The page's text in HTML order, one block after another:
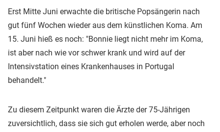
Erst Mitte Juni erwachte die britische Popsängerin nach
gut fünf Wochen wieder aus dem künstlichen Koma. Am
15. Juni hieß es noch: "Bonnie liegt nicht mehr im Koma,
ist aber nach wie vor schwer krank und wird auf der
Intensivstation eines Krankenhauses in Portugal
behandelt."
Zu diesem Zeitpunkt waren die Ärzte der 75-Jährigen
zuversichtlich, dass sie sich gut erholen werde, aber noch